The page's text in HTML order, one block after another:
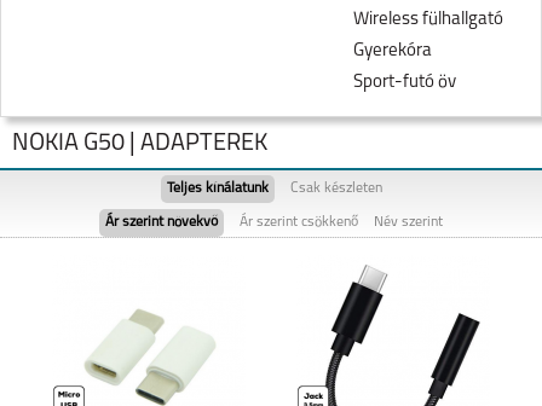
Wireless fülhallgató
Gyerekóra
Sport-futó öv
NOKIA C21 PLUS
NOKIA G50 | ADAPTEREK
Teljes kínálatunk Csak készleten
Ár szerint növekvő Ár szerint csökkenő Név szerint